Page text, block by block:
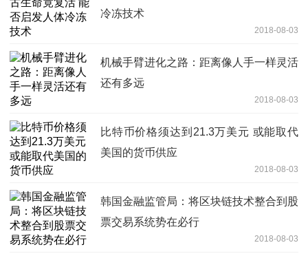
冷冻技术
2018-08-03
机械手臂进化之路：距离像人手一样灵活
还有多远
2018-08-03
比特币价格须达到21.3万美元 或能取代
美国的货币供应
2018-08-03
韩国金融监管局：将区块链技术整合到股
票交易系统势在必行
2018-08-03